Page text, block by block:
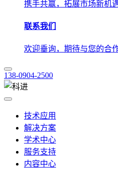
携手共赢，拓展市场新机遇
联系我们
欢迎垂询，期待与您的合作
138-0904-2500
技术应用
解决方案
学术中心
服务支持
内容中心